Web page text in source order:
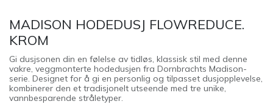
MADISON HODEDUSJ FLOWREDUCE.
KROM
Gi dusjsonen din en følelse av tidløs, klassisk stil med denne
vakre, veggmonterte hodedusjen fra Dornbrachts Madison-
serie. Designet for å gi en personlig og tilpasset dusjopplevelse,
kombinerer den et tradisjonelt utseende med tre unike,
vannbesparende stråletyper.